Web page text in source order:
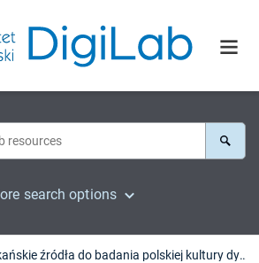
search options
Watykańskie źródła do badania polskiej kultury dyplomatycznej w XX-XXI wieku